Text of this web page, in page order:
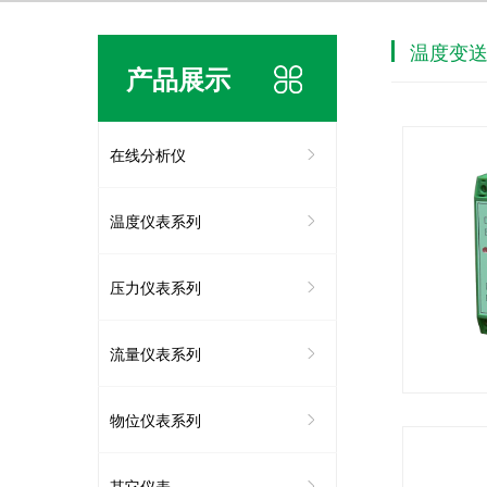
产品展示
在线分析仪
温度仪表系列
压力仪表系列
流量仪表系列
物位仪表系列
温度变